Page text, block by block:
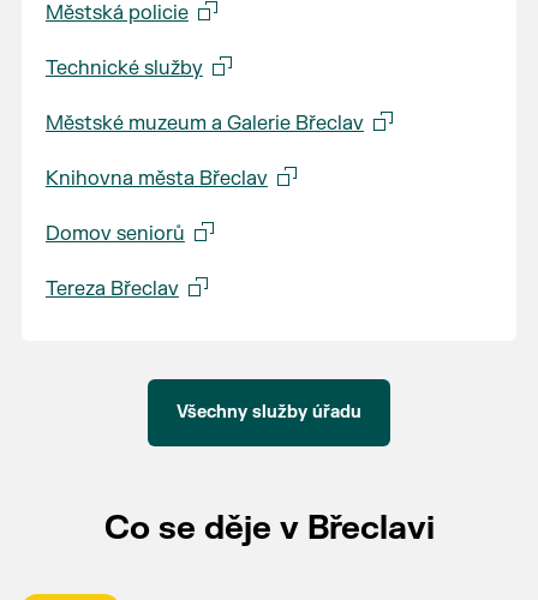
Městská policie
Technické služby
Městské muzeum a Galerie Břeclav
Knihovna města Břeclav
Domov seniorů
Tereza Břeclav
Všechny služby úřadu
Co se děje v Břeclavi